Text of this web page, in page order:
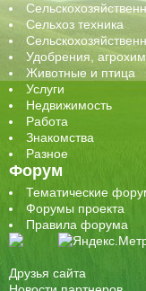
Сельхоз техника
Удобрения,
Животные и птица
Услуги
Недвижимость
Работа
Знакомства
Разное
Форум
Тематические
Форумы проекта
Правила форума
Друзья сайта